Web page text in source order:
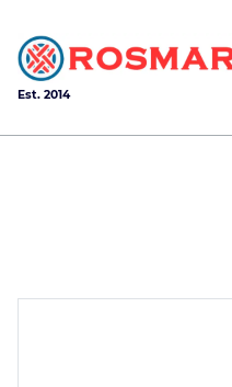
content
Est. 2014